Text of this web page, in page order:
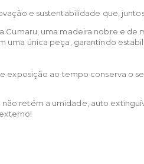
e sustentabilidade que,
uma madeira nobre e
única peça, garantindo
exposição ao tempo conserva o
retém a umidade, auto